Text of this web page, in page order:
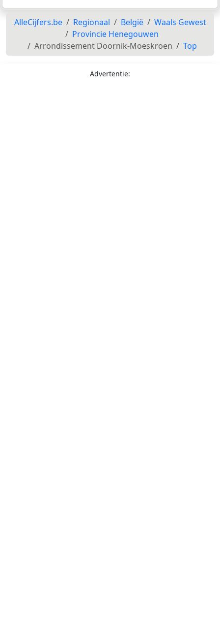
AlleCijfers.be Regionaal België
Waals Gewest
Provincie Henegouwen
Arrondissement Doornik-Moeskroen
Top
Advertentie: